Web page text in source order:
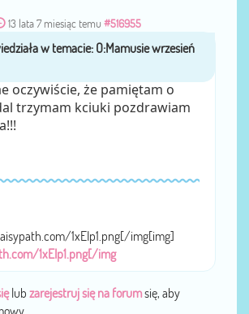
13 lata 7 miesiąc temu #516955
przezUrszula
oczywiście, że pamiętam o
trzymam kciuki pozdrawiam
1xEIp1.png[/img[img]
1xEIp1.png[/img
lub zarejestruj się na forumsię, aby